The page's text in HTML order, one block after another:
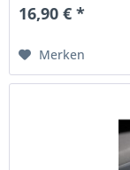
16,90 € *
Merken